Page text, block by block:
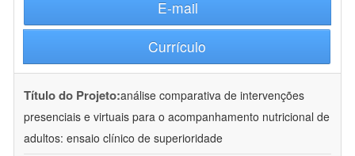
E-mail
Currículo
Título do Projeto:análise comparativa de intervenções
presenciais e virtuais para o acompanhamento nutricional de
adultos: ensaio clínico de superioridade